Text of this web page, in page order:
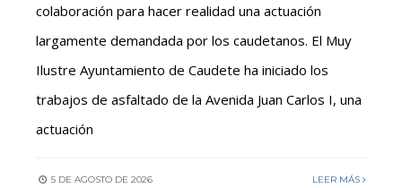
colaboración para hacer realidad una actuación
largamente demandada por los caudetanos. El Muy
Ilustre Ayuntamiento de Caudete ha iniciado los
trabajos de asfaltado de la Avenida Juan Carlos I, una
actuación
5 DE AGOSTO DE 2026 LEER MÁS